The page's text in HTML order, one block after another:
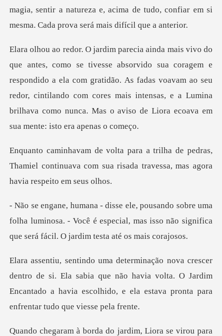
magia, sentir a natureza e, acima de
ragem e
respondido a ela com gratidão. As fadas voavam ao seu
redor, cintilando com cores mais intens
pedras,
Thamiel continuava com sua risada tr
folha luminosa. - Você é especial, mas isso não signif
. Ela sabia que não havia volta. O Jardim
Encantado a havia escolhi
do jardim, Liora se viro